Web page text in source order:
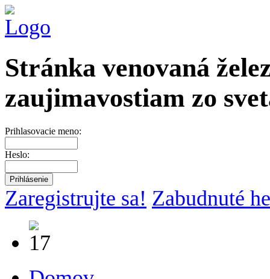
Stránka venovaná
zaujimavostiam zo
Prihlasovacie meno:
Heslo:
Zaregistrujte sa! Zabudnuté